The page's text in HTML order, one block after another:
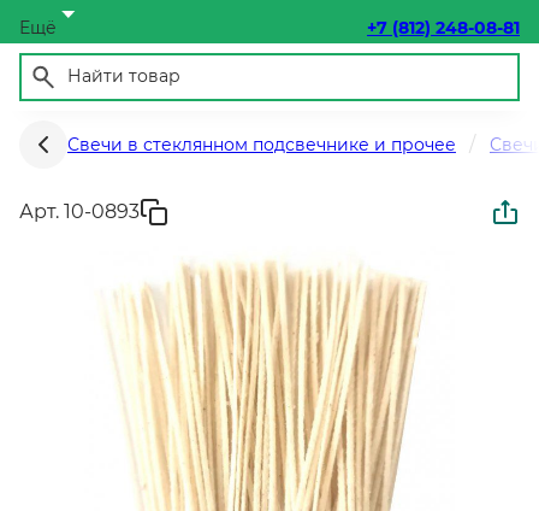
Ещё +7 (812) 248-08-81
Свечи в стеклянном подсвечнике и прочее
Арт. 10-0893